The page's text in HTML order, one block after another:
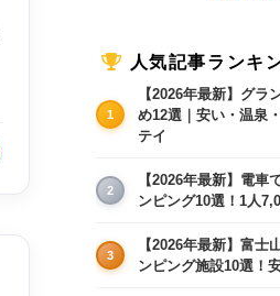
人気記事ランキ
1
【2026年最新】グラ
め12選｜安い・温泉
テイ
2
【2026年最新】電車
ンピング10選！1人
3
【2026年最新】富士
ンピング施設10選！